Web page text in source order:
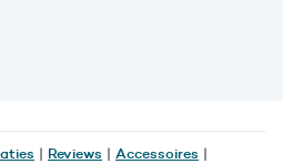
| Reviews | Accessoires |